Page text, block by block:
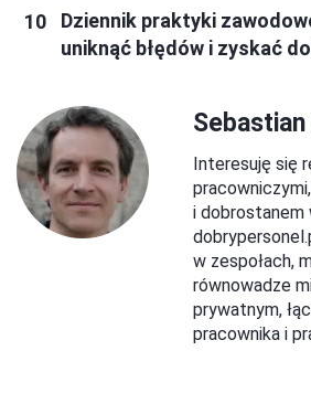
Dziennik praktyki
uniknąć błędów i zyskać
Interesuję się
i dobrostanem
w zespołach,
równowadze
prywatnym,
pracownika i